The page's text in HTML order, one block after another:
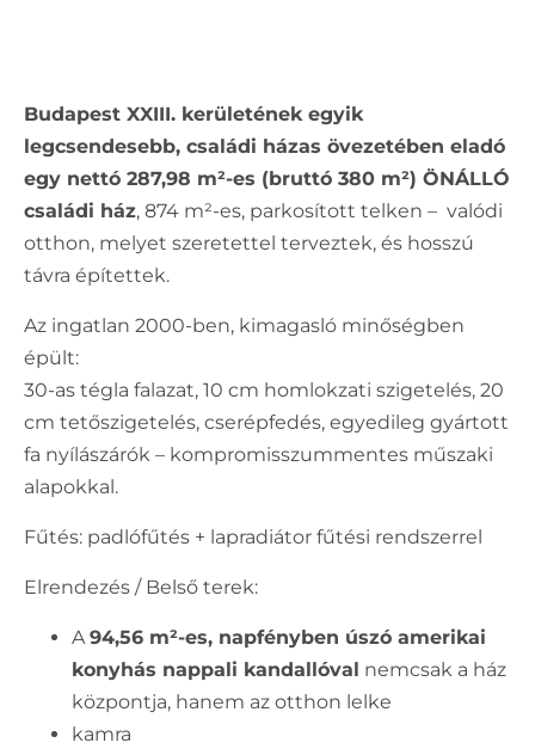
Budapest XXIII. kerületének egyik
legcsendesebb, családi házas övezetében eladó
egy nettó 287,98 m²-es (bruttó 380 m²) ÖNÁLLÓ
családi ház, 874 m²-es, parkosított telken – valódi
otthon, melyet szeretettel terveztek, és hosszú
távra építettek.
Az ingatlan 2000-ben, kimagasló minőségben
épült:
30-as tégla falazat, 10 cm homlokzati szigetelés, 20
cm tetőszigetelés, cserépfedés, egyedileg gyártott
fa nyílászárók – kompromisszummentes műszaki
alapokkal.
Fűtés: padlófűtés + lapradiátor fűtési rendszerrel
Elrendezés / Belső terek:
A94,56 m²-es, napfényben úszó amerikai
konyhás nappali kandallóval nemcsak a ház
központja, hanem az otthon lelke
kamra